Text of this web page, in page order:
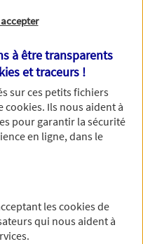
nous empêche
pas à rafraichir ce
minutes.
à être transparents
et traceurs !
sur ces petits fichiers
cookies. Ils nous aident à
pour garantir la sécurité
en ligne, dans le
lescookiesde
qui nous aident à